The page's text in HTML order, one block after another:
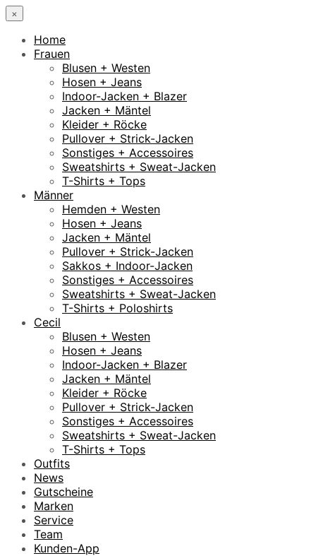
×
Home
Frauen
Blusen + Westen
Hosen + Jeans
Indoor-Jacken + Blazer
Jacken + Mäntel
Kleider + Röcke
Pullover + Strick-Jacken
Sonstiges + Accessoires
Sweatshirts + Sweat-Jacken
T-Shirts + Tops
Männer
Hemden + Westen
Hosen + Jeans
Jacken + Mäntel
Pullover + Strick-Jacken
Sakkos + Indoor-Jacken
Sonstiges + Accessoires
Sweatshirts + Sweat-Jacken
T-Shirts + Poloshirts
Cecil
Blusen + Westen
Hosen + Jeans
Indoor-Jacken + Blazer
Jacken + Mäntel
Kleider + Röcke
Pullover + Strick-Jacken
Sonstiges + Accessoires
Sweatshirts + Sweat-Jacken
T-Shirts + Tops
Outfits
News
Gutscheine
Marken
Service
Team
Kunden-App